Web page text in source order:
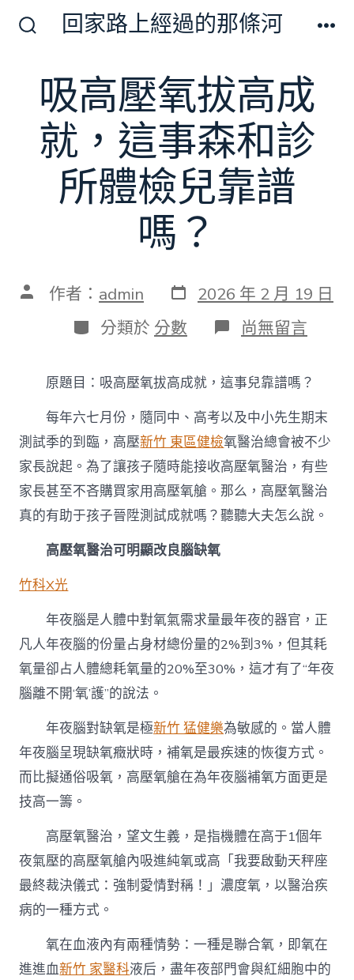
切
開
關
回家路上經過的那條河
吸高壓氧拔高成
就，這事森和診
所體檢兒靠譜
嗎？
文 作者： admin 發
表
日
期
2026 年 2 月 19 日
分
類
分類於 分數 在
〈吸
壓
氧
拔
高
成
就，
這
事
森
和
靠
譜
嗎？〉
中
尚無留言
原題目：吸高壓氧拔高成就，這事兒靠譜嗎？
每年六七月份，隨同中、高考以及中小先生期末
測試季的到臨，高壓新竹 東區健檢氧醫治總會被不少
家長說起。為了讓孩子隨時能接收高壓氧醫治，有些
家長甚至不吝購買家用高壓氧艙。那么，高壓氧醫治
真的有助于孩子晉陞測試成就嗎？聽聽大夫怎么說。
高壓氧醫治可明顯改良腦缺氧
竹科X光
年夜腦是人體中對氧氣需求量最年夜的器官，正
凡人年夜腦的份量占身材總份量的2%到3%，但其耗
氧量卻占人體總耗氧量的20%至30%，這才有了“年夜
腦離不開‘氧’護”的說法。
年夜腦對缺氧是極新竹 猛健樂為敏感的。當人體
年夜腦呈現缺氧癥狀時，補氧是最疾速的恢復方式。
而比擬通俗吸氧，高壓氧艙在為年夜腦補氧方面更是
技高一籌。
高壓氧醫治，望文生義，是指機體在高于1個年
夜氣壓的高壓氧艙內吸進純氧或高「我要啟動天秤座
最終裁決儀式：強制愛情對稱！」濃度氧，以醫治疾
病的一種方式。
氧在血液內有兩種情勢：一種是聯合氧，即氧在
進進血新竹 家醫科液后，盡年夜部門會與紅細胞中的